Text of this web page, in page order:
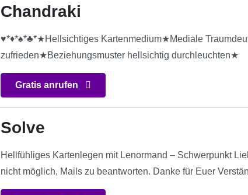
Chandraki
♥*♦*♠*♣*★Hellsichtiges Kartenmedium★Mediale
zufrieden★Beziehungsmuster hellsichtig durchleuchten★
Gratis anrufen
Solve
Hellfühliges Kartenlegen mit Lenormand – Schwerpunkt
nicht möglich, Mails zu beantworten. Danke für Euer